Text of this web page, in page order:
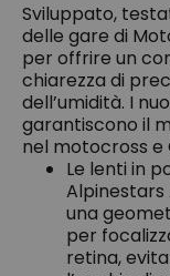
Sviluppato,
delle gare di
per offrire un
chiarezza di
dell’umidità. I
garantiscono il
nel motocross
Le lenti in
una
per
retina,